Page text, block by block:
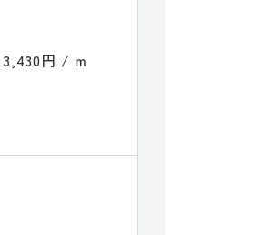
3,430円 / ｍ